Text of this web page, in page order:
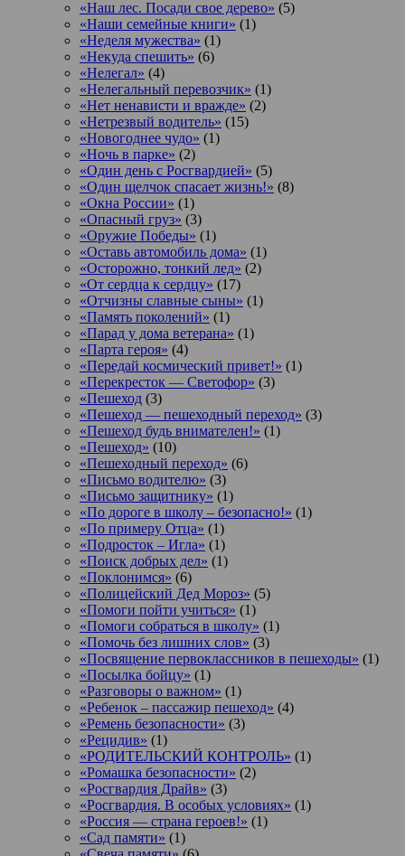
«Наш лес. Посади свое дерево» (5)
«Наши семейные книги» (1)
«Неделя мужества» (1)
«Некуда спешить» (6)
«Нелегал» (4)
«Нелегальный перевозчик» (1)
«Нет ненависти и вражде» (2)
«Нетрезвый водитель» (15)
«Новогоднее чудо» (1)
«Ночь в парке» (2)
«Один день с Росгвардией» (5)
«Один щелчок спасает жизнь!» (8)
«Окна России» (1)
«Опасный груз» (3)
«Оружие Победы» (1)
«Оставь автомобиль дома» (1)
«Осторожно, тонкий лед» (2)
«От сердца к сердцу» (17)
«Отчизны славные сыны» (1)
«Память поколений» (1)
«Парад у дома ветерана» (1)
«Парта героя» (4)
«Передай космический привет!» (1)
«Перекресток — Светофор» (3)
«Пешеход (3)
«Пешеход — пешеходный переход» (3)
«Пешеход будь внимателен!» (1)
«Пешеход» (10)
«Пешеходный переход» (6)
«Письмо водителю» (3)
«Письмо защитнику» (1)
«По дороге в школу – безопасно!» (1)
«По примеру Отца» (1)
«Подросток ‒ Игла» (1)
«Поиск добрых дел» (1)
«Поклонимся» (6)
«Полицейский Дед Мороз» (5)
«Помоги пойти учиться» (1)
«Помоги собраться в школу» (1)
«Помочь без лишних слов» (3)
«Посвящение первоклассников в пешеходы» (1)
«Посылка бойцу» (1)
«Разговоры о важном» (1)
«Ребенок – пассажир пешеход» (4)
«Ремень безопасности» (3)
«Рецидив» (1)
«РОДИТЕЛЬСКИЙ КОНТРОЛЬ» (1)
«Ромашка безопасности» (2)
«Росгвардия Драйв» (3)
«Росгвардия. В особых условиях» (1)
«Россия — страна героев!» (1)
«Сад памяти» (1)